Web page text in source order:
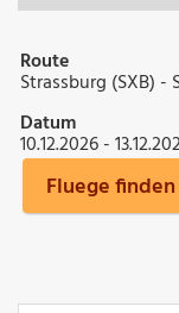
Route
Strassburg (SXB) -
Datum
10.12.2026 -
Fluege finden